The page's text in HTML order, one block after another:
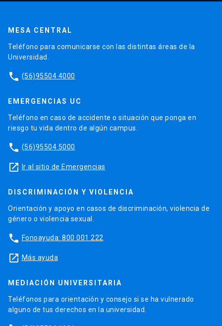
MESA CENTRAL
Teléfono para comunicarse con las distintas áreas de la
Universidad.
phone (56)95504 4000
EMERGENCIAS UC
Teléfono en caso de accidente o situación que ponga en
riesgo tu vida dentro de algún campus.
phone (56)95504 5000
launch Ir al sitio de Emergencias
DISCRIMINACIÓN Y VIOLENCIA
Orientación y apoyo en casos de discriminación, violencia de
género o violencia sexual.
phone Fonoayuda: 800 001 222
launch Más ayuda
MEDIACIÓN UNIVERSITARIA
Teléfonos para orientación y consejo si se ha vulnerado
alguno de tus derechos en la universidad.